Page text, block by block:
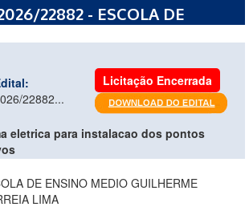
22882 - ESCOLA DE
22882...
Licitação Encerrada
eletrica para instalacao dos pontos
DE ENSINO MEDIO GUILHERME
LIMA